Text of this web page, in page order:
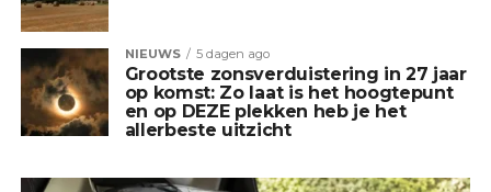
NIEUWS 5 dagen ago
Grootste zonsverduistering in 27 jaar
op komst: Zo laat is het hoogtepunt
en op DEZE plekken heb je het
allerbeste uitzicht